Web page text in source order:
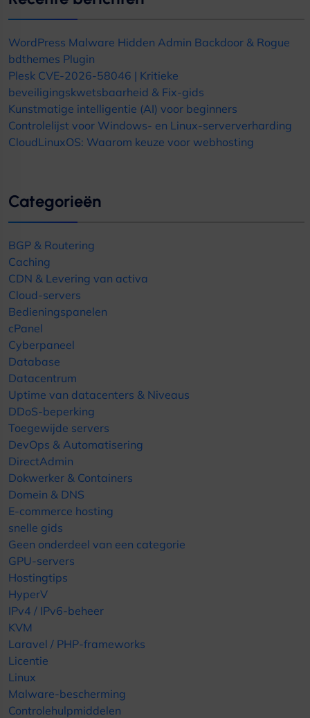
WordPress Malware Hidden Admin Backdoor & Rogue
bdthemes Plugin
Plesk CVE-2026-58046 | Kritieke
beveiligingskwetsbaarheid & Fix-gids
Kunstmatige intelligentie (AI) voor beginners
Controlelijst voor Windows- en Linux-serververharding
CloudLinuxOS: Waarom keuze voor webhosting
Categorieën
BGP & Routering
Caching
CDN & Levering van activa
Cloud-servers
Bedieningspanelen
cPanel
Cyberpaneel
Database
Datacentrum
Uptime van datacenters & Niveaus
DDoS-beperking
Toegewijde servers
DevOps & Automatisering
DirectAdmin
Dokwerker & Containers
Domein & DNS
E-commerce hosting
snelle gids
Geen onderdeel van een categorie
GPU-servers
Hostingtips
HyperV
IPv4 / IPv6-beheer
KVM
Laravel / PHP-frameworks
Licentie
Linux
Malware-bescherming
Controlehulpmiddelen